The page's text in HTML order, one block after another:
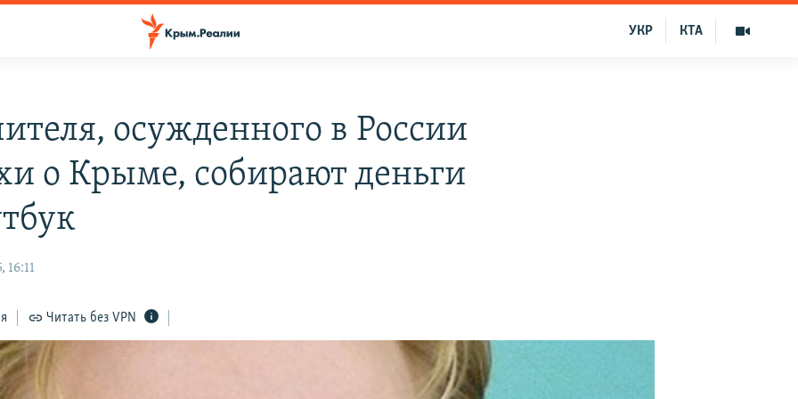
КТА
УКР
осужденного в России
о Крыме, собирают деньги
16:11
Читать без VPN